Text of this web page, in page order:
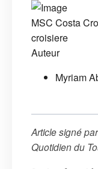
MSC Costa
croisiere
Auteur
Myriam
Article signé par
Quotidien du